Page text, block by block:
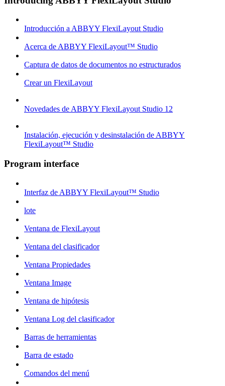
Introducción a ABBYY FlexiLayout Studio
Acerca de ABBYY FlexiLayout™ Studio
Captura de datos de documentos no estructurados
Crear un FlexiLayout
Novedades de ABBYY FlexiLayout Studio 12
Instalación, ejecución y desinstalación de ABBYY
FlexiLayout™ Studio
Program interface
Interfaz de ABBYY FlexiLayout™ Studio
lote
Ventana de FlexiLayout
Ventana del clasificador
Ventana Propiedades
Ventana Image
Ventana de hipótesis
Ventana Log del clasificador
Barras de herramientas
Barra de estado
Comandos del menú